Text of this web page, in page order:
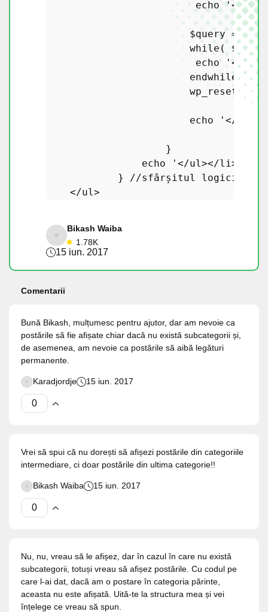
echo '<ul
$query = new
while( $query
echo
endwhile ;
echo '</ul>'
                    }
echo
'</ul></li>'
            }
//sfârșitul logicii
Bikash Waiba
1.78K
15 iun. 2017
Comentarii
Bună Bikash, mulțumesc pentru ajutor, dar am nevoie ca
postările să fie afișate chiar dacă nu există subcategorii și,
de asemenea, am nevoie ca postările să aibă legături
permanente.
Karadjordje 15 iun. 2017
Vrei să spui că nu dorești să afișezi postările din categoriile
intermediare, ci doar postările din ultima categorie!!
Bikash Waiba 15 iun. 2017
Nu, nu, vreau să le afișez, dar în cazul în care nu există
subcategorii, totuși vreau să afișez postările. Cu codul pe
care l-ai dat, dacă am o postare în categoria părinte,
aceasta nu este afișată. Uită-te la structura mea și vei
înțelege ce vreau să spun.